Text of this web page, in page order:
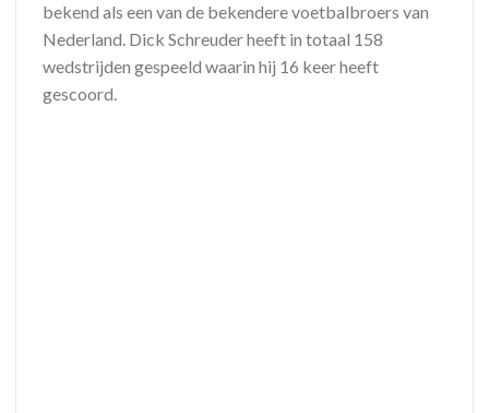
bekend als een van de bekendere voetbalbroers van
Nederland. Dick Schreuder heeft in totaal 158
wedstrijden gespeeld waarin hij 16 keer heeft
gescoord.